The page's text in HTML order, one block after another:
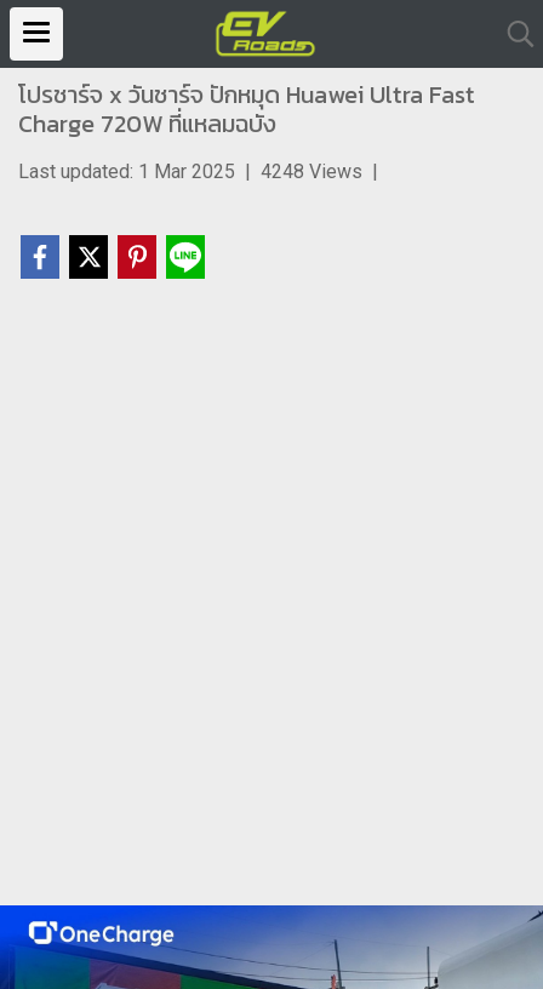
โปรชาร์จ x วันชาร์จ ปักหมุด Huawei Ultra Fast
Charge 720W ที่แหลมฉบัง
Last updated: 1 Mar 2025 | 4248 Views |